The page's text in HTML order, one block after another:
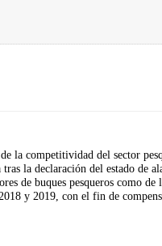
la competitividad del sector
tras la declaración del estado de
de buques pesqueros como de
y 2019, con el fin de